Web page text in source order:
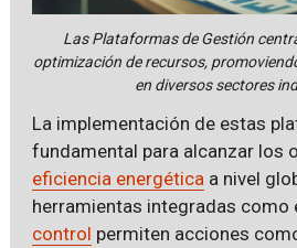
Las Plataformas de Gestión
optimización de recursos,
en diversos sectores
La implementación de estas
fundamental para alcanzar los
eficiencia energética a nivel
herramientas integradas como
control permiten acciones